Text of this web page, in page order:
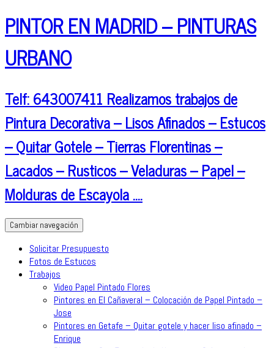
PINTOR EN MADRID – PINTURAS
URBANO
Telf: 643007411 Realizamos trabajos de
Pintura Decorativa – Lisos Afinados – Estucos
– Quitar Gotele – Tierras Florentinas –
Lacados – Rusticos – Veladuras – Papel –
Molduras de Escayola ….
Cambiar navegación
Solicitar Presupuesto
Fotos de Estucos
Trabajos
Video Papel Pintado Flores
Pintores en El Cañaveral – Colocación de Papel Pintado –
Jose
Pintores en Getafe – Quitar gotele y hacer liso afinado –
Enrique